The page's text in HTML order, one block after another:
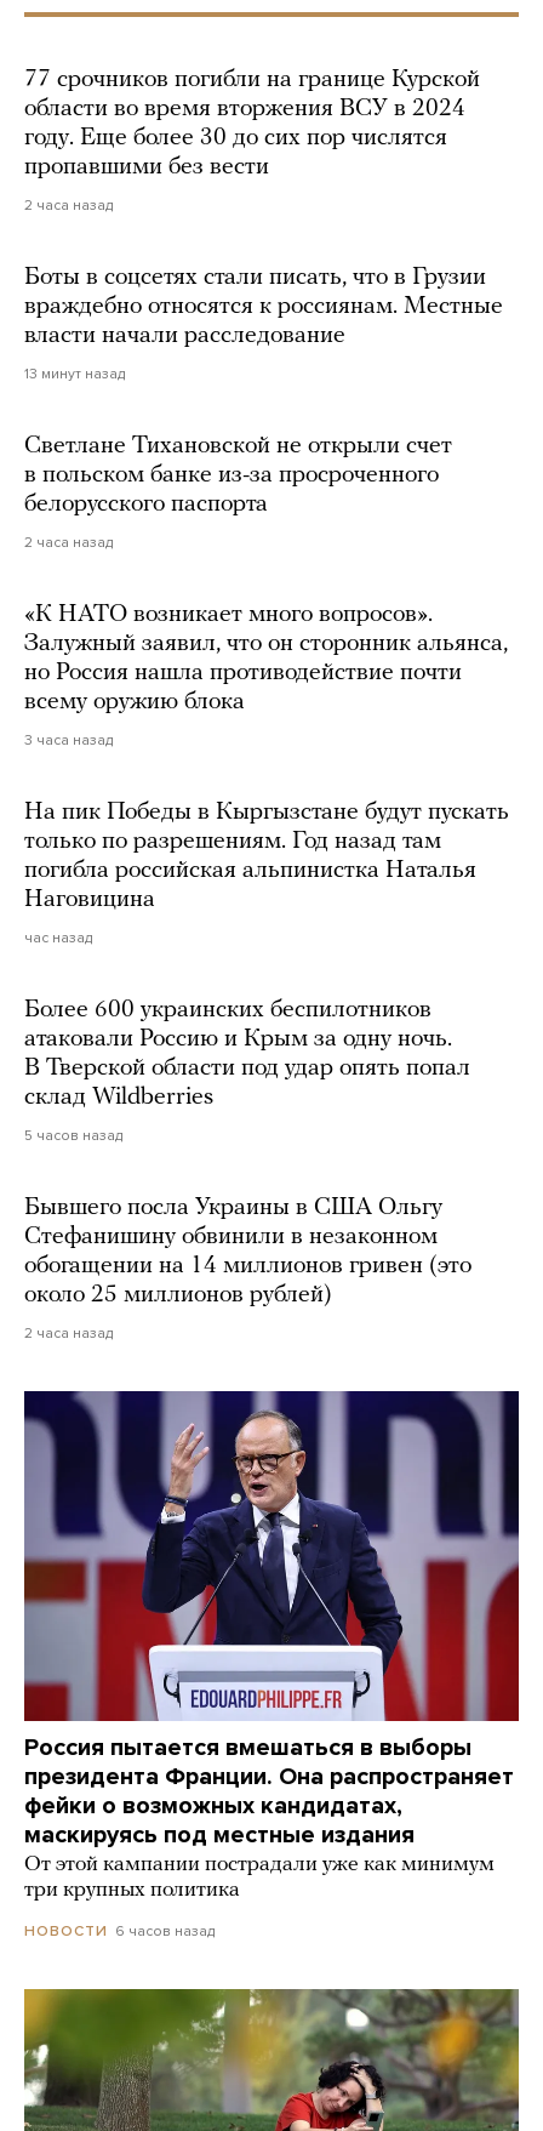
77 срочников погибли на границе Курской
области во время вторжения ВСУ в 2024
году. Еще более 30 до сих пор числятся
пропавшими без вести
2 часа назад
Боты в соцсетях стали писать, что в Грузии
враждебно относятся к россиянам. Местные
власти начали расследование
13 минут назад
Светлане Тихановской не открыли счет
в польском банке из-за просроченного
белорусского паспорта
2 часа назад
«К НАТО возникает много вопросов».
Залужный заявил, что он сторонник альянса,
но Россия нашла противодействие почти
всему оружию блока
3 часа назад
На пик Победы в Кыргызстане будут пускать
только по разрешениям. Год назад там
погибла российская альпинистка Наталья
Наговицина
час назад
Более 600 украинских беспилотников
атаковали Россию и Крым за одну ночь.
В Тверской области под удар опять попал
склад Wildberries
5 часов назад
Бывшего посла Украины в США Ольгу
Стефанишину обвинили в незаконном
обогащении на 14 миллионов гривен (это
около 25 миллионов рублей)
2 часа назад
Россия пытается вмешаться в выборы
президента Франции. Она распространяет
фейки о возможных кандидатах,
маскируясь под местные издания
От этой кампании пострадали уже как минимум
три крупных политика
НОВОСТИ 6 часов назад